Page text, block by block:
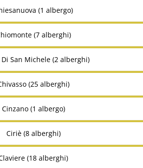
(1 albergo)
(7 alberghi)
San Michele (2 alberghi)
(25 alberghi)
Cinzano (1 albergo)
Ciriè (8 alberghi)
(18 alberghi)